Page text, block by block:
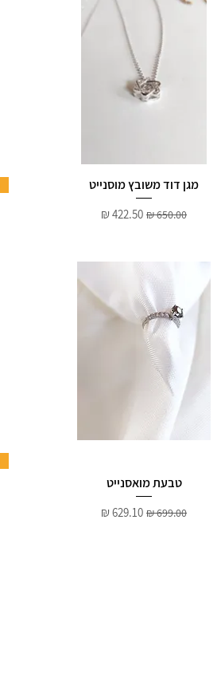
מגן דוד משובץ מוסנייט
מחיר רגיל מחיר מבצע
טבעת מואסנייט
מחיר רגיל מחיר מבצע